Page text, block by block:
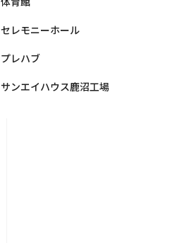
セレモニーホール
プレハブ
サンエイハウス鹿沼工場